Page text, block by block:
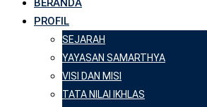
BERANDA
PROFIL
SEJARAH
YAYASAN SAMARTHYA
VISI DAN MISI
TATA NILAI IKHLAS